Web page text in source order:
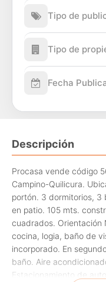
Tipo de
Tipo de
Fecha
Descripción
Procasa vende código
Campino-Quilicura.
portón. 3 dormitorios, 3
en patio. 105 mts.
cuadrados. Orientación
cocina, logia, baño de
incorporado. En
baño. Aire
Estacionamiento de